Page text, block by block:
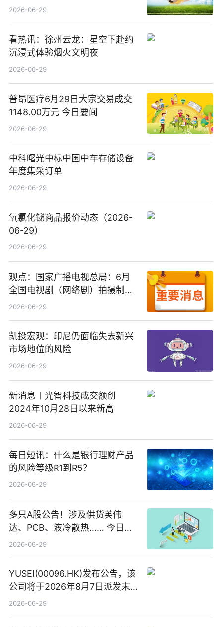
司15.3%股权
2026-06-29
看热讯：徐州云龙：星空下赴约
沉浸式体验烟火文明夜
2026-06-29
普昂医疗6月29日大宗交易成交
1148.00万元 今日要闻
2026-06-29
中科曙光中标中国中车存储设备
年度集采订单
2026-06-29
氧氯化铋商品报价动态（2026-
06-29）
2026-06-29
观点：国家广播电视总局：6月
全国电视剧（网络剧）拍摄制作
备案公示剧目197部
2026-06-29
凯投宏观：印尼仍面临失去新兴
市场地位的风险
2026-06-29
新消息丨光智科技成交额创
2024年10月28日以来新高
2026-06-29
每日短讯：什么是银行理财产品
的风险等级R1到R5？
2026-06-29
多只A股公告！涉及供货英伟
达、PCB、液冷散热…… 今日快
讯
2026-06-29
YUSEI(00096.HK)发布公告，该
公司将于2026年8月7日派发末
期股息每股人民币0.013元 每日
2026-06-29